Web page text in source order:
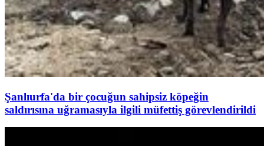
Şanlıurfa'da bir çocuğun sahipsiz köpeğin
saldırısına uğramasıyla ilgili müfettiş görevlendirildi